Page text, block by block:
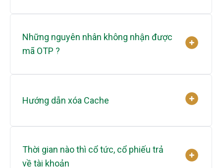
Những nguyên nhân không nhận được
mã OTP ?
Hướng dẫn xóa Cache
Thời gian nào thì cổ tức, cổ phiếu trả
về tài khoản